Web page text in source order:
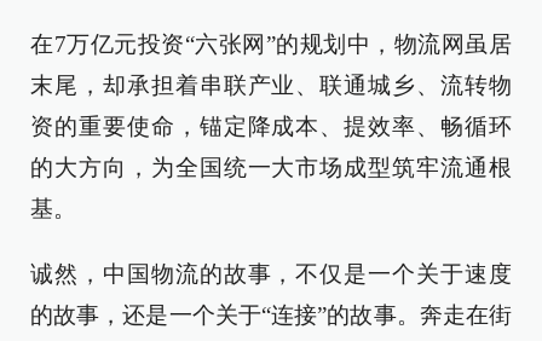
在7万亿元投资“六张网”的规划中，物流网虽居
末尾，却承担着串联产业、联通城乡、流转物
资的重要使命，锚定降成本、提效率、畅循环
的大方向，为全国统一大市场成型筑牢流通根
基。
诚然，中国物流的故事，不仅是一个关于速度
的故事，还是一个关于“连接”的故事。奔走在街